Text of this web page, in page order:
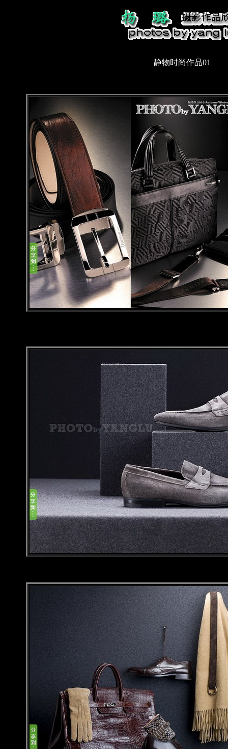
静物时尚作品01